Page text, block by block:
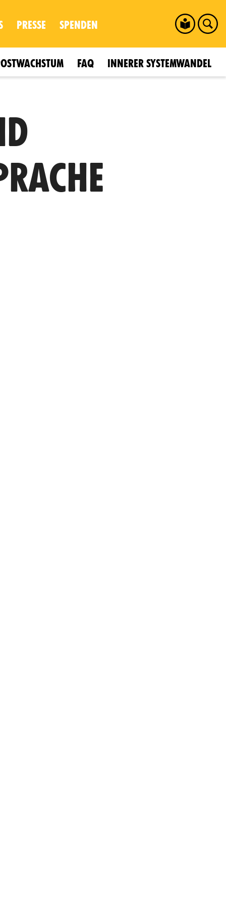
FAQ INNERER SYSTEMWANDEL
PRESSE SPENDEN